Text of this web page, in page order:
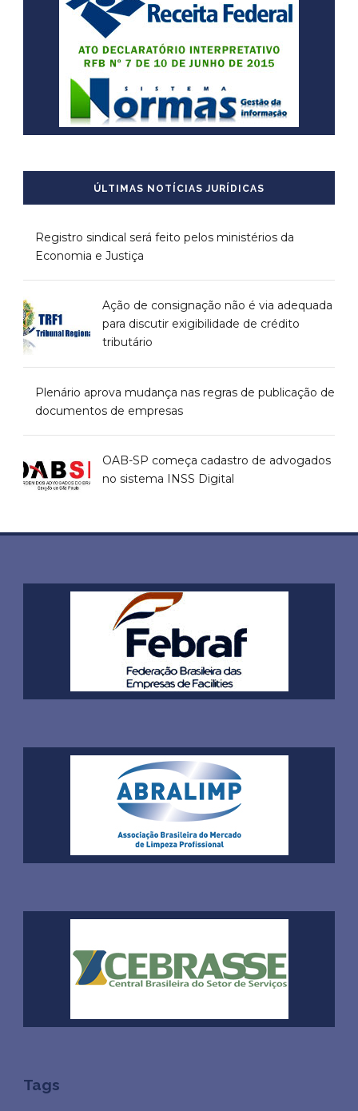
ÚLTIMAS NOTÍCIAS JURÍDICAS
Registro sindical será feito pelos ministérios da
Economia e Justiça
Ação de consignação não é via adequada
para discutir exigibilidade de crédito
tributário
Plenário aprova mudança nas regras de publicação de
documentos de empresas
OAB-SP começa cadastro de advogados
no sistema INSS Digital
Tags